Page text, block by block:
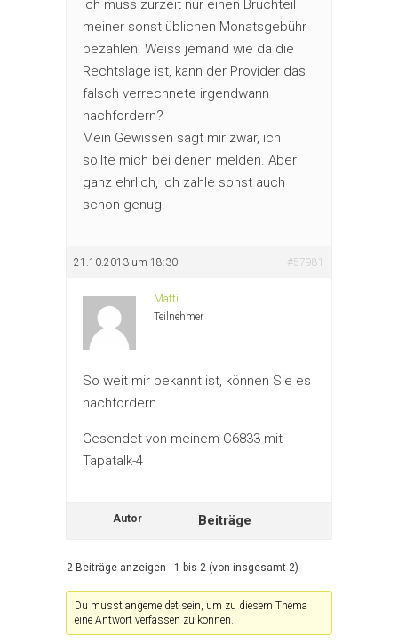
Ich muss zurzeit nur einen Bruchteil
meiner sonst üblichen Monatsgebühr
bezahlen. Weiss jemand wie da die
Rechtslage ist, kann der Provider das
falsch verrechnete irgendwann
nachfordern?
Mein Gewissen sagt mir zwar, ich
sollte mich bei denen melden. Aber
ganz ehrlich, ich zahle sonst auch
schon genug.
21.10.2013 um 18:30 #57981
Matti
Teilnehmer
So weit mir bekannt ist, können Sie es
nachfordern.
Gesendet von meinem C6833 mit
Tapatalk-4
Autor Beiträge
2 Beiträge anzeigen - 1 bis 2 (von insgesamt 2)
Du musst angemeldet sein, um zu diesem Thema
eine Antwort verfassen zu können.